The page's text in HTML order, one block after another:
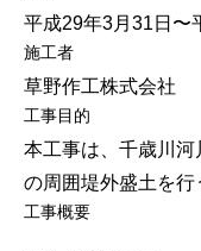
平成29年3月31日〜
施工者
草野作工株式会社
工事目的
本工事は、千歳川
の周囲堤外盛土を行
工事概要